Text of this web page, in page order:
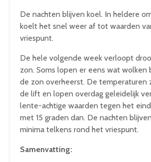
De nachten blijven koel. In heldere
koelt het snel weer af tot waarden
vriespunt.
De hele volgende week verloopt
zon. Soms lopen er eens wat wolken
de zon overheerst. De temperaturen
de lift en lopen overdag geleidelijk
lente-achtige waarden tegen het
met 15 graden dan. De nachten
minima telkens rond het vriespunt.
Samenvatting: